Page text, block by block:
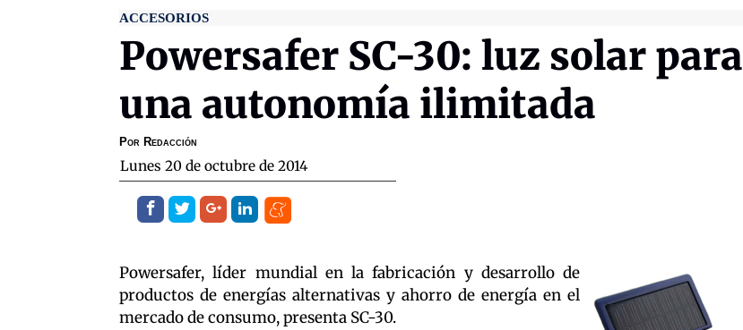
ACCESORIOS
Powersafer SC-30: luz solar para
una autonomía ilimitada
Por Redacción
lunes 20 de octubre de 2014
Powersafer, líder mundial en la fabricación y desarrollo de
productos de energías alternativas y ahorro de energía en el
mercado de consumo, presenta SC-30.